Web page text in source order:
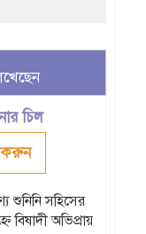
চিল
শুনিনি সহিসের
অভিপ্রায়